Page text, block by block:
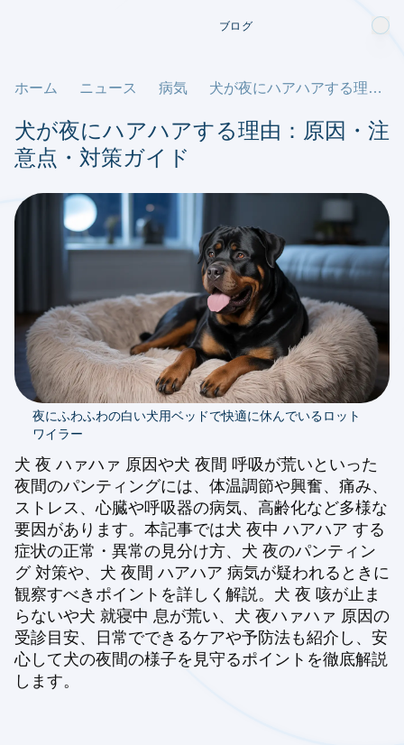
ブログ
ホーム ニュース 病気 犬が夜にハアハアする理由：原因・注意点・対策ガイド
犬が夜にハアハアする理由：原因・注
意点・対策ガイド
夜にふわふわの白い犬用ベッドで快適に休んでいるロット
ワイラー
犬 夜 ハァハァ 原因や犬 夜間 呼吸が荒いといった
夜間のパンティングには、体温調節や興奮、痛み、
ストレス、心臓や呼吸器の病気、高齢化など多様な
要因があります。本記事では犬 夜中 ハアハア する
症状の正常・異常の見分け方、犬 夜のパンティン
グ 対策や、犬 夜間 ハアハア 病気が疑われるときに
観察すべきポイントを詳しく解説。犬 夜 咳が止ま
らないや犬 就寝中 息が荒い、犬 夜ハァハァ 原因の
受診目安、日常でできるケアや予防法も紹介し、安
心して犬の夜間の様子を見守るポイントを徹底解説
します。